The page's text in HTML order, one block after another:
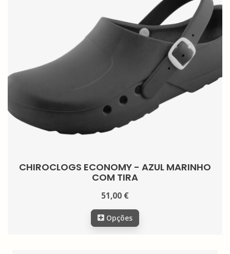
CHIROCLOGS ECONOMY - AZUL MARINHO
COM TIRA
51,00 €
Opções